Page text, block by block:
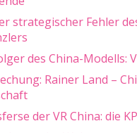
strategischer Fehler
des China-Modells:
Rainer Land –
der VR China: die